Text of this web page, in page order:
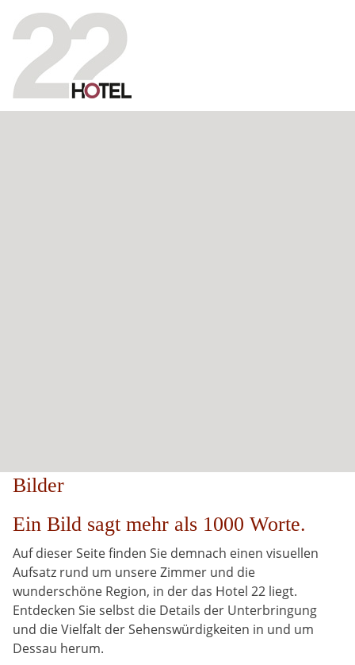
Bilder
Ein Bild sagt mehr als 1000 Worte.
Auf dieser Seite finden Sie demnach einen visuellen
Aufsatz rund um unsere Zimmer und die
wunderschöne Region, in der das Hotel 22 liegt.
Entdecken Sie selbst die Details der Unterbringung
und die Vielfalt der Sehenswürdigkeiten in und um
Dessau herum.